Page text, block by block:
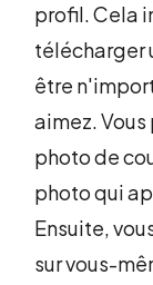
profil. Cela
télécharger
être
aimez.
photo de
photo qui
Ensuite,
sur vous-